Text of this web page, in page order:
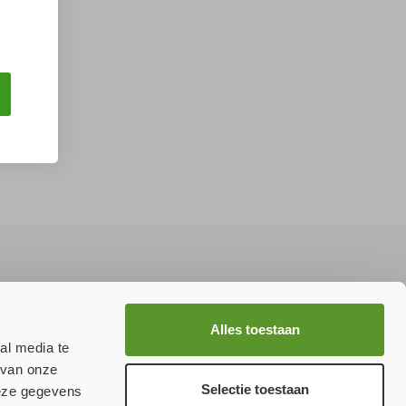
media te
onze
gegevens
Alles toestaan
Selectie toestaan
Aanmelden